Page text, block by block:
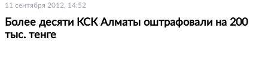
11 сентября 2012, 14:52
Более десяти КСК Алматы оштрафовали на 200
тыс. тенге